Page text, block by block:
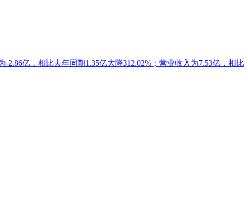
亿，相比去年同期1.35亿大降312.02%；营业收入为7.53亿，相比